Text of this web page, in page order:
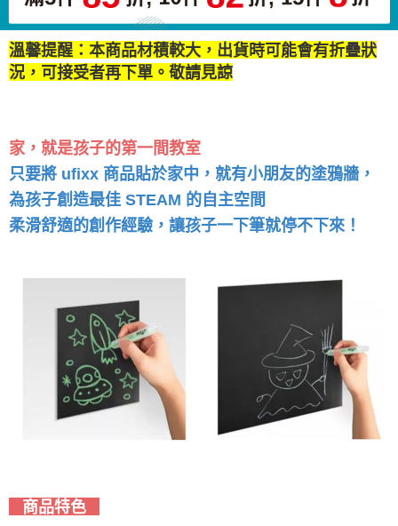
溫馨提醒：本商品材積較大，出貨時可能會有折疊狀
況，可接受者再下單。敬請見諒
家，就是孩子的第一間教室
只要將 ufixx 商品貼於家中，就有小朋友的塗鴉牆，
為孩子創造最佳 STEAM 的自主空間
柔滑舒適的創作經驗，讓孩子一下筆就停不下來！
商品特色